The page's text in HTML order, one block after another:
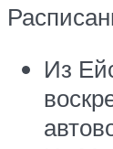
Из